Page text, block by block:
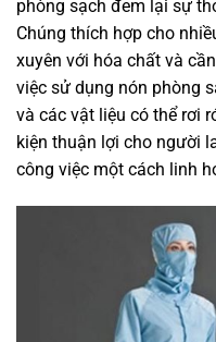
phòng sạch đem lại sự
Chúng thích hợp cho
xuyên với hóa chất và
việc sử dụng nón phòng
và các vật liệu có thể rơi
kiện thuận lợi cho người
công việc một cách linh